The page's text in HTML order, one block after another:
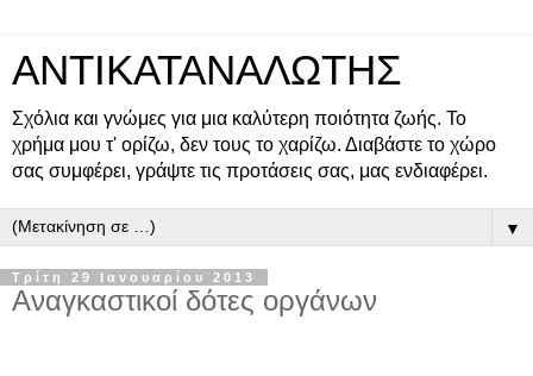
ΑΝΤΙΚΑΤΑΝΑΛΩΤΗΣ
Σχόλια και γνώμες για μια καλύτερη ποιότητα ζωής. Το
χρήμα μου τ' ορίζω, δεν τους το χαρίζω. Διαβάστε το χώρο
σας συμφέρει, γράψτε τις προτάσεις σας, μας ενδιαφέρει.
▼
Τρίτη 29 Ιανουαρίου 2013
Αναγκαστικοί δότες οργάνων